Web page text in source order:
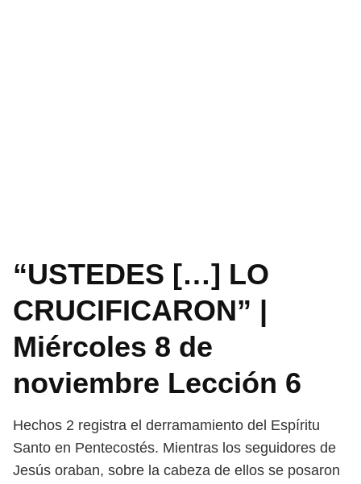
“USTEDES […] LO
CRUCIFICARON” |
Miércoles 8 de
noviembre Lección 6
Hechos 2 registra el derramamiento del Espíritu
Santo en Pentecostés. Mientras los seguidores de
Jesús oraban, sobre la cabeza de ellos se posaron